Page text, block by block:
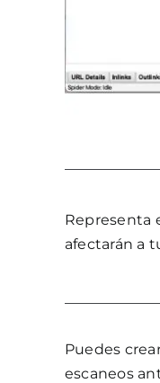
Representa
afectarán a
Puedes
escaneos